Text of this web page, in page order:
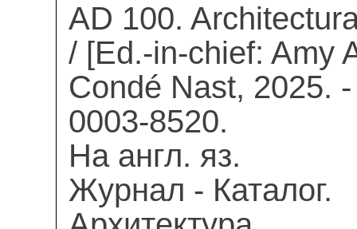
AD 100.
/ [Ed.-in-chief: Amy
Condé Nast, 2025.
0003-8520.
На англ. яз.
Журнал - Каталог.